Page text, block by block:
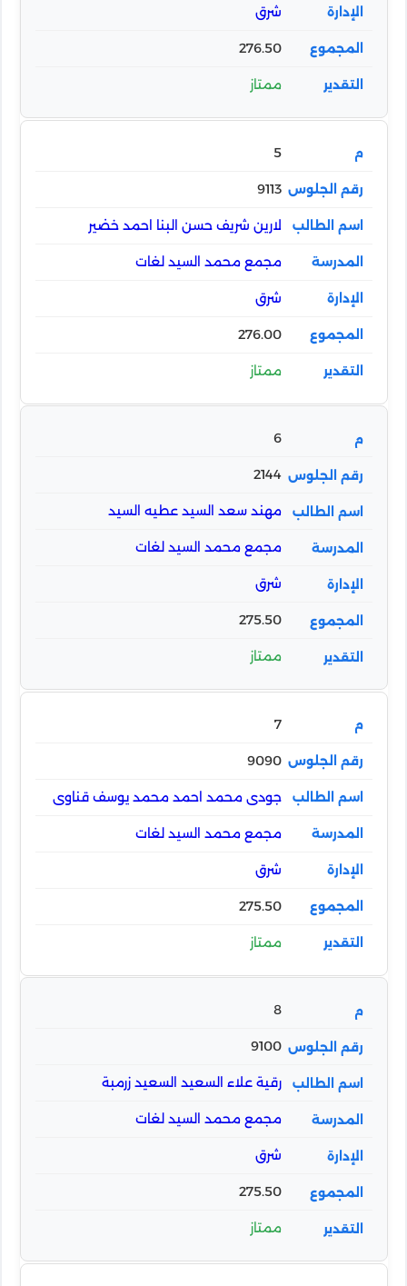
شرق
276.50
ممتاز
5
9113
لارين شريف حسن البنا احمد خضير
مجمع محمد السيد لغات
شرق
276.00
ممتاز
6
2144
مهند سعد السيد عطيه السيد
مجمع محمد السيد لغات
شرق
275.50
ممتاز
7
9090
جودى محمد احمد محمد يوسف قناوى
مجمع محمد السيد لغات
شرق
275.50
ممتاز
8
9100
رقية علاء السعيد السعيد زرمبة
مجمع محمد السيد لغات
شرق
275.50
ممتاز